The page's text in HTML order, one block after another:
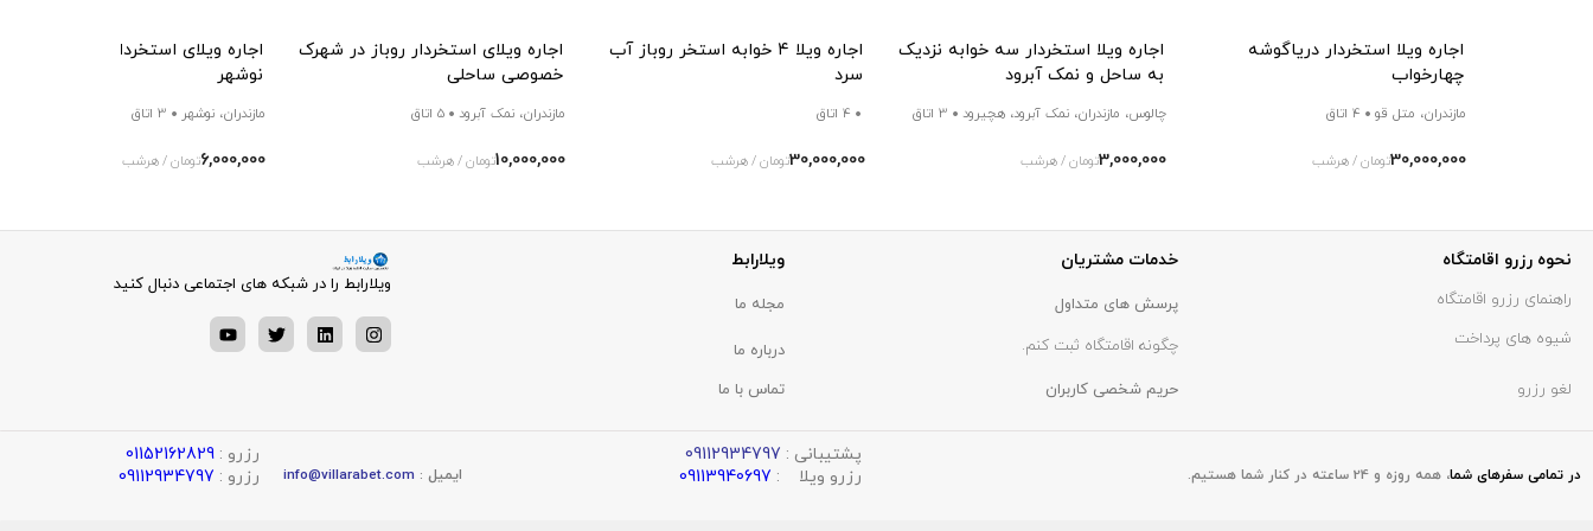
اجاره ویلا استخردار دریاگوشه
چهارخواب
مازندران، متل قو 4 اتاق
30,000,000تومان / هرشب
اجاره ویلا استخردار سه خوابه نزدیک
به ساحل و نمک آبرود
چالوس، مازندران، نمک آبرود، هچیرود 3 اتاق
3,000,000تومان / هرشب
اجاره ویلا ۴ خوابه استخر روباز آب
سرد
4 اتاق
30,000,000تومان / هرشب
اجاره ویلای استخردار روباز در شهرک
خصوصی ساحلی
مازندران، نمک آبرود 5 اتاق
10,000,000تومان / هرشب
اجاره ویلای استخردار دوبلکس در
نوشهر
مازندران، نوشهر 3 اتاق
6,000,000تومان / هرشب
نحوه رزرو اقامتگاه
راهنمای رزرو اقامتگاه
شیوه های پرداخت
لغو رزرو
خدمات مشتریان
پرسش های متداول
چگونه اقامتگاه ثبت کنم.
حریم شخصی کاربران
ویلارابط
مجله ما
درباره ما
تماس با ما
ویلارابط را در شبکه های اجتماعی دنبال کنید
در تمامی سفر‌های شما، همه روزه و 24 ساعته در کنار شما هستیم.
پشتیبانی : 09112934797
رزرو ویلا : 09113940697 ایمیل : info@villarabet.com
رزرو : 01152162829
رزرو : 09112934797